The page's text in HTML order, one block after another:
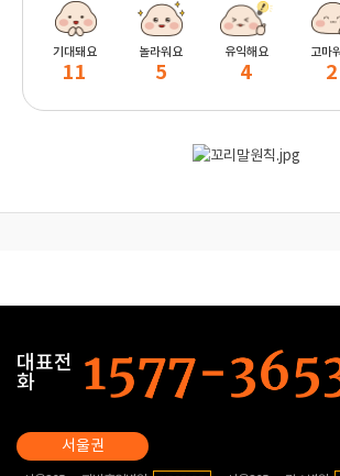
기대돼요
11
놀라워요
5
유익해요
4
고마
2
대표전
화